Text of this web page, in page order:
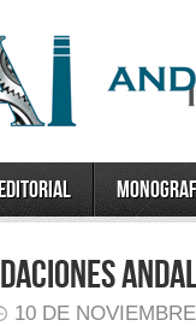
10 DE